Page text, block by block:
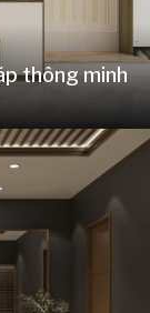
thông minh